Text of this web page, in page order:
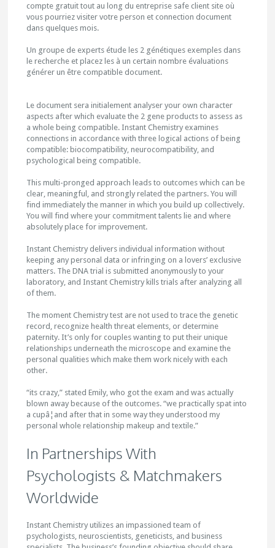
compte gratuit tout au long du entreprise safe client site où
vous pourriez visiter votre person et connection document
dans quelques mois.
Un groupe de experts étude les 2 génétiques exemples dans
le recherche et placez les à un certain nombre évaluations
générer un être compatible document.
Le document sera initialement analyser your own character
aspects after which evaluate the 2 gene products to assess as
a whole being compatible. Instant Chemistry examines
connections in accordance with three logical actions of being
compatible: biocompatibility, neurocompatibility, and
psychological being compatible.
This multi-pronged approach leads to outcomes which can be
clear, meaningful, and strongly related the partners. You will
find immediately the manner in which you build up collectively.
You will find where your commitment talents lie and where
absolutely place for improvement.
Instant Chemistry delivers individual information without
keeping any personal data or infringing on a lovers’ exclusive
matters. The DNA trial is submitted anonymously to your
laboratory, and Instant Chemistry kills trials after analyzing all
of them.
The moment Chemistry test are not used to trace the genetic
record, recognize health threat elements, or determine
paternity. It’s only for couples wanting to put their unique
relationships underneath the microscope and examine the
personal qualities which make them work nicely with each
other.
“its crazy,” stated Emily, who got the exam and was actually
blown away because of the outcomes. “we practically spat into
a cupâ¦and after that in some way they understood my
personal whole relationship makeup and textile.”
In Partnerships With
Psychologists & Matchmakers
Worldwide
Instant Chemistry utilizes an impassioned team of
psychologists, neuroscientists, geneticists, and business